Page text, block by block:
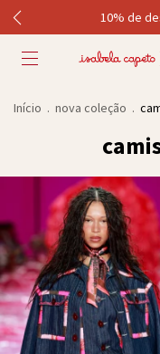
10% de
Início . nova coleção .